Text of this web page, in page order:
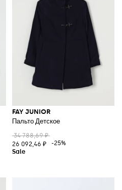
FAY JUNIOR
Пальто Детское
34 788,69 ₽
26 092,46 ₽
-25%